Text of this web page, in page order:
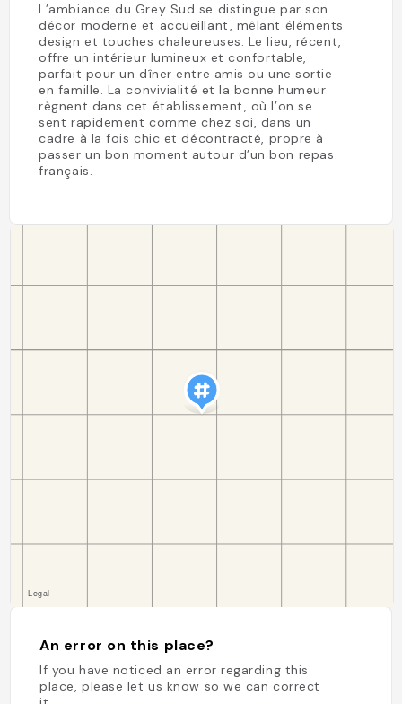
L’ambiance du Grey Sud se distingue par son
décor moderne et accueillant, mêlant éléments
design et touches chaleureuses. Le lieu, récent,
offre un intérieur lumineux et confortable,
parfait pour un dîner entre amis ou une sortie
en famille. La convivialité et la bonne humeur
règnent dans cet établissement, où l’on se
sent rapidement comme chez soi, dans un
cadre à la fois chic et décontracté, propre à
passer un bon moment autour d’un bon repas
français.
An error on this place?
If you have noticed an error regarding this
place, please let us know so we can correct